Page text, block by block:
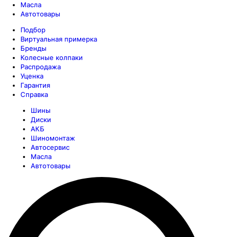
Масла
Автотовары
Подбор
Виртуальная примерка
Бренды
Колесные колпаки
Распродажа
Уценка
Гарантия
Справка
Шины
Диски
АКБ
Шиномонтаж
Автосервис
Масла
Автотовары